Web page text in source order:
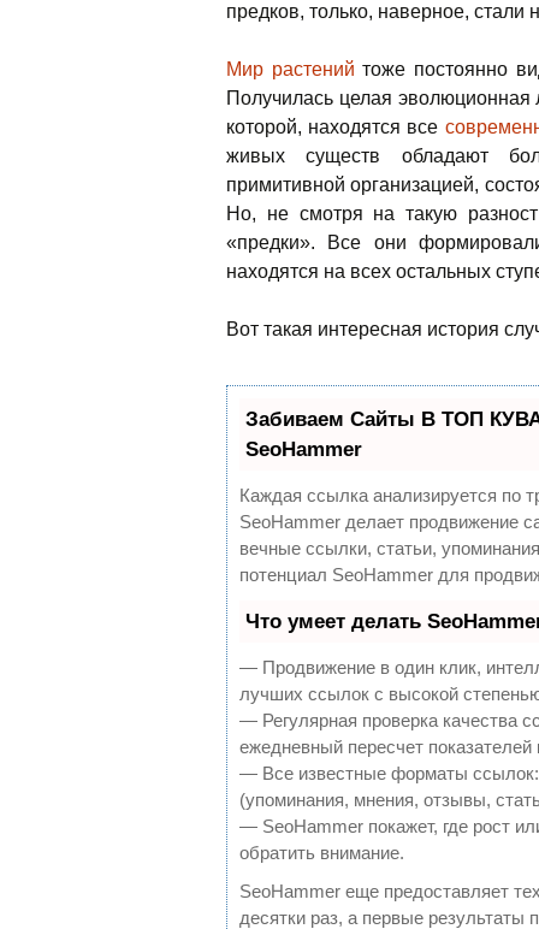
предков, только, наверное,
Мир растений тоже постоянно
Получилась целая
которой, находятся все
живых существ обладают
примитивной организацией,
Но, не смотря на такую
«предки». Все они
находятся на всех остальных
Вот такая интересная история
Забиваем Сайты В ТОП
SeoHammer
Каждая ссылка анализируется по
SeoHammer делает продвижение
вечные ссылки, статьи,
потенциал SeoHammer для
Что умеет делать
— Продвижение в один клик,
лучших ссылок с высокой
— Регулярная проверка качества
ежедневный пересчет показателей
— Все известные форматы
(упоминания, мнения, отзывы,
— SeoHammer покажет, где рост
обратить внимание.
SeoHammer еще предоставляет
десятки раз, а первые результаты